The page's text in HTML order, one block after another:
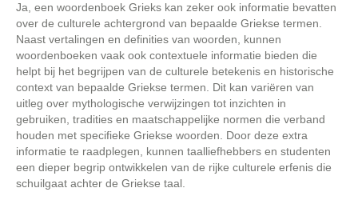
Ja, een woordenboek Grieks kan zeker ook informatie bevatten
over de culturele achtergrond van bepaalde Griekse termen.
Naast vertalingen en definities van woorden, kunnen
woordenboeken vaak ook contextuele informatie bieden die
helpt bij het begrijpen van de culturele betekenis en historische
context van bepaalde Griekse termen. Dit kan variëren van
uitleg over mythologische verwijzingen tot inzichten in
gebruiken, tradities en maatschappelijke normen die verband
houden met specifieke Griekse woorden. Door deze extra
informatie te raadplegen, kunnen taalliefhebbers en studenten
een dieper begrip ontwikkelen van de rijke culturele erfenis die
schuilgaat achter de Griekse taal.